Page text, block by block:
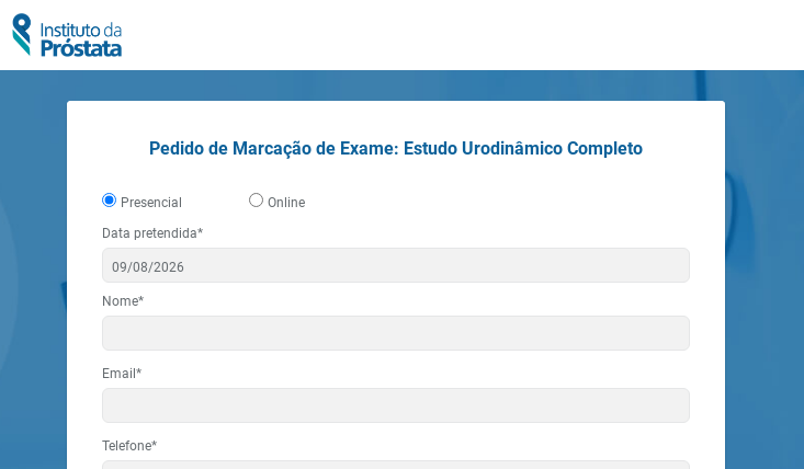
Pedido de Marcação de Exame: Estudo Urodinâmico Completo
Presencial
Online
Data pretendida*
Nome*
Email*
Telefone*